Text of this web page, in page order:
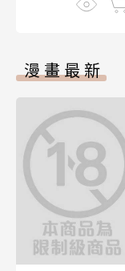
漫畫最新